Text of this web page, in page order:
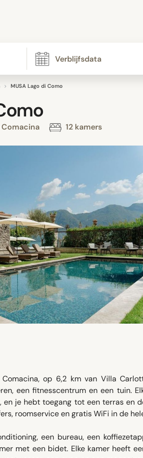
MUSA Lago di Como
Comacina 12 kamers
op 6,2 km van Villa
een fitnesscentrum en een tuin.
je hebt toegang tot een terras en
roomservice en gratis WiFi in de
een bureau, een
met een bidet. Elke kamer heeft